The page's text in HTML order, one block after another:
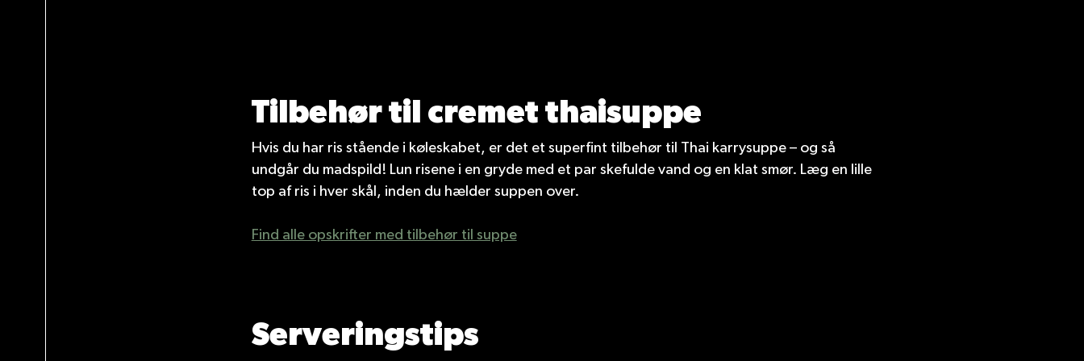
Tilbehør til cremet thaisuppe
Hvis du har ris stående i køleskabet, er det et superfint tilbehør til Thai karrysuppe – og så
undgår du madspild! Lun risene i en gryde med et par skefulde vand og en klat smør. Læg en lille
top af ris i hver skål, inden du hælder suppen over.
Find alle opskrifter med tilbehør til suppe
Serveringstips